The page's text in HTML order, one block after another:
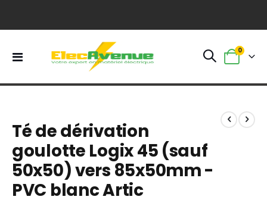
Basculer
Panier
0
the
end
of
the
images
gallery
the
beginning
of
the
images
gallery
Té de dérivation
goulotte Logix 45 (sauf
50x50) vers 85x50mm -
PVC blanc Artic